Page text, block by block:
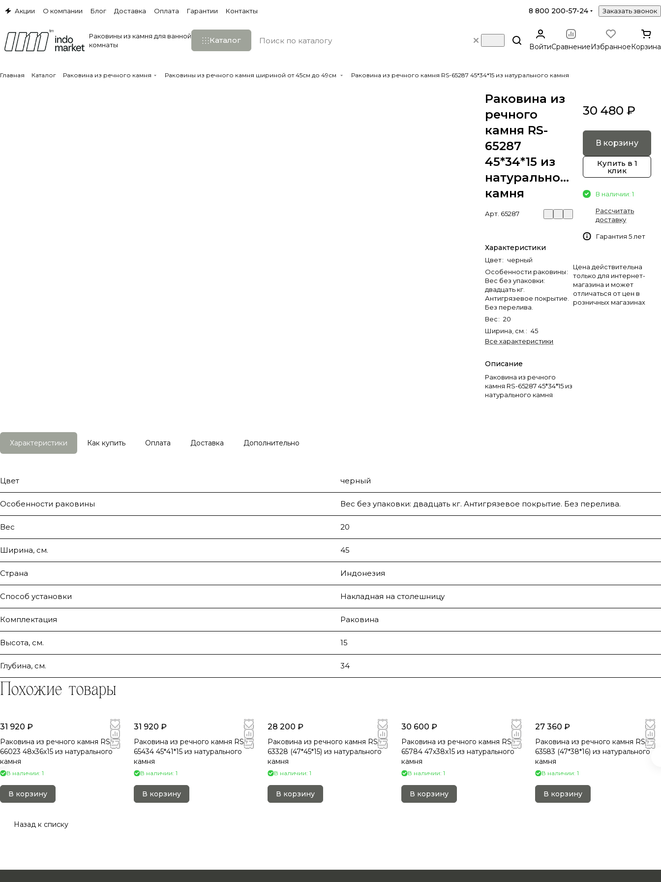
Акции О компании Блог Доставка Оплата Гарантии Контакты 8 800 200-57-24 Заказать звонок
Раковины из камня для ванной
комнаты
Каталог
ВойтиСравнениеИзбранноеКорзина
Главная Каталог Раковина из речного камня Раковины из речного камня шириной от 45см до 49см Раковина из речного камня RS-65287 45*34*15 из натурального камня
Раковина из
речного
камня RS-
65287
45*34*15 из
натурального
камня
Арт. 65287
Характеристики
Цвет: черный
Особенности раковины:
Вес без упаковки:
двадцать кг.
Антигрязевое покрытие.
Без перелива.
Вес: 20
Ширина, см. : 45
Все характеристики
Описание
Раковина из речного
камня RS-65287 45*34*15 из
натурального камня
30 480 ₽
В корзину
Купить в 1
клик
В наличии: 1
Рассчитать
доставку
Гарантия 5 лет
Цена действительна
только для интернет-
магазина и может
отличаться от цен в
розничных магазинах
Характеристики Как купить Оплата Доставка Дополнительно
Цвет черный
Особенности раковины Вес без упаковки: двадцать кг. Антигрязевое покрытие. Без перелива.
Вес 20
Ширина, см. 45
Страна Индонезия
Способ установки Накладная на столешницу
Комплектация Раковина
Высота, см. 15
Глубина, см. 34
Похожие товары
31 920 ₽
Раковина из речного камня RS-
66023 48х36х15 из натурального
камня
В наличии: 1
В корзину
31 920 ₽
Раковина из речного камня RS-
65434 45*41*15 из натурального
камня
В наличии: 1
В корзину
28 200 ₽
Раковина из речного камня RS-
63328 (47*45*15) из натурального
камня
В наличии: 1
В корзину
30 600 ₽
Раковина из речного камня RS-
65784 47х38х15 из натурального
камня
В наличии: 1
В корзину
27 360 ₽
Раковина из речного камня RS-
63583 (47*38*16) из натурального
камня
В наличии: 1
В корзину
Назад к списку